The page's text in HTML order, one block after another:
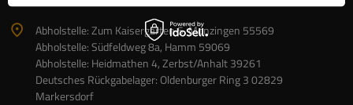
Abholstelle: Zum Kaisergarten 5, Monzingen 55569
Abholstelle: Südfeldweg 8a, Hamm 59069
Abholstelle: Heidmathen 4, Zerbst/Anhalt 39261
Deutsches Rückgabelager: Oldenburger Ring 3 02829
Markersdorf